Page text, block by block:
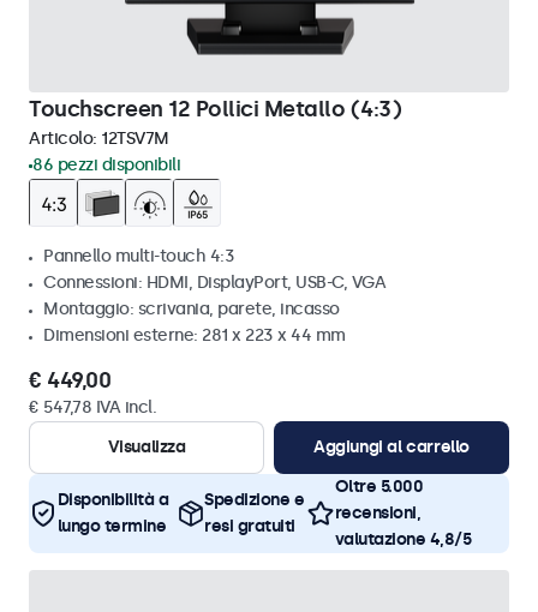
Touchscreen 12 Pollici Metallo (4:3)
Articolo: 12TSV7M
86 pezzi disponibili
Pannello multi-touch 4:3
Connessioni: HDMI, DisplayPort, USB-C, VGA
Montaggio: scrivania, parete, incasso
Dimensioni esterne: 281 x 223 x 44 mm
€ 449,00
€ 547,78 IVA incl.
Visualizza
Aggiungi al carrello
Disponibilità a
lungo termine
Spedizione e
resi gratuiti
Oltre 5.000
recensioni,
valutazione 4,8/5